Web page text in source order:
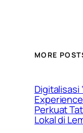
MORE
Digitalisasi
Perkuat
Lokal di